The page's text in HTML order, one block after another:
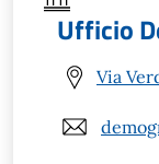
Ufficio
Via